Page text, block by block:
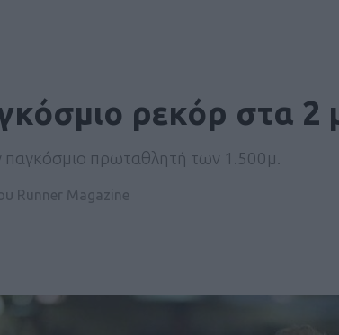
ρεκόρ στα 2
παγκόσμιο πρωταθλητή των 1.500μ.
Runner Magazine